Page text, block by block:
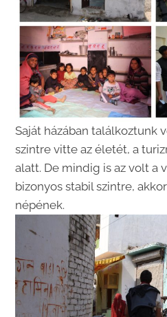
Saját házában találkoztunk
szintre vitte az életét, a
alatt. De mindig is az volt a
bizonyos stabil szintre,
népének.